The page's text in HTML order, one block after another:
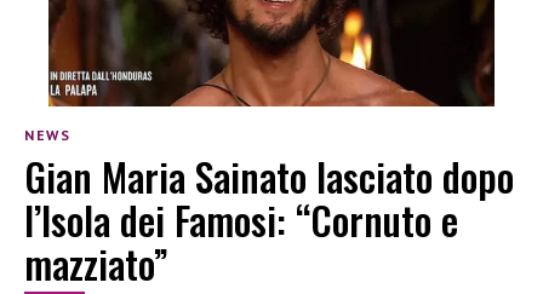
NEWS
Gian Maria Sainato lasciato dopo
l’Isola dei Famosi: “Cornuto e
mazziato”